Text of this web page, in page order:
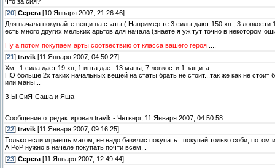
[20] Cepera [10 Января 2007, 21:26:46]
Для начала покупайте вещи на статы ( Например те 3 силы дают 150 хп , 3
есть много других мельких арьтов для начала (знаете я уж тут точно в некотором
Ну а потом покупаем арты соотвествию от класса вашего героя
[21 ] travik [11 Января 2007, 04:50:27]
Хм...1 сила дает 19 хп, 1 инта дает 13 маны, 7 ловкости 1 защита...
НО больше 2х таких начальных вещей на статы брать не стоит...так же как не
или маны...
З.Ы.СиЯ-Саша и Яша
Сообщение отредактировал travik - Четверг, 11 Января 2007, 04:50:58
[22] travik [11 Января 2007, 09:16:25]
Только если играешь магом, не надо базилис покупать...покупай только соби, потом
А РоР нужно в начеле покупать почти всем...
[23] Cepera [11 Января 2007, 12:49:44]